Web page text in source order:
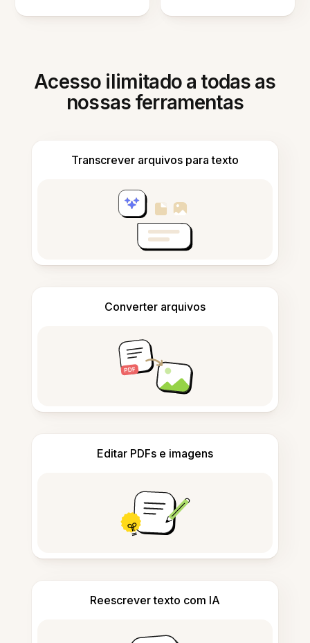
Acesso ilimitado a todas as
nossas ferramentas
Transcrever arquivos para texto
Converter arquivos
Editar PDFs e imagens
Reescrever texto com IA